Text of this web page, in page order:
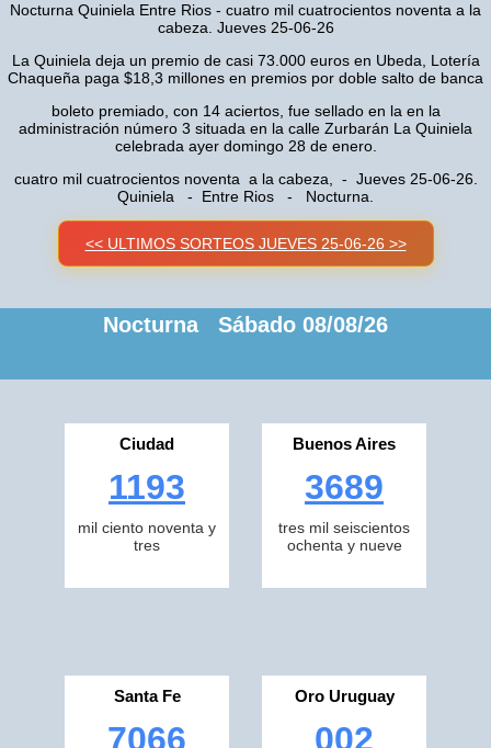
Nocturna Quiniela Entre Rios - cuatro mil cuatrocientos noventa a la
cabeza. Jueves 25-06-26
La Quiniela deja un premio de casi 73.000 euros en Ubeda, Lotería
Chaqueña paga $18,3 millones en premios por doble salto de banca
boleto premiado, con 14 aciertos, fue sellado en la en la
administración número 3 situada en la calle Zurbarán La Quiniela
celebrada ayer domingo 28 de enero.
cuatro mil cuatrocientos noventa a la cabeza, - Jueves 25-06-26.
Quiniela - Entre Rios - Nocturna.
<< ULTIMOS SORTEOS JUEVES 25-06-26 >>
Nocturna Sábado 08/08/26
Ciudad
1193
mil ciento noventa y
tres
Buenos Aires
3689
tres mil seiscientos
ochenta y nueve
Santa Fe
7066
Oro Uruguay
002